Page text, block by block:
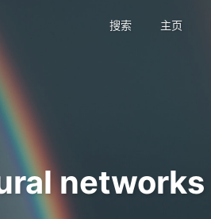
搜索 主页
networks